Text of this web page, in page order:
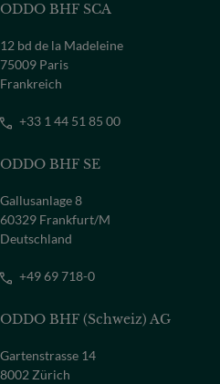
ODDO BHF SCA
12 bd de la Madeleine
75009 Paris
Frankreich
+33 1 44 51 85 00
ODDO BHF SE
Gallusanlage 8
60329 Frankfurt/M
Deutschland
+49 69 718-0
ODDO BHF (Schweiz) AG
Gartenstrasse 14
8002 Zürich